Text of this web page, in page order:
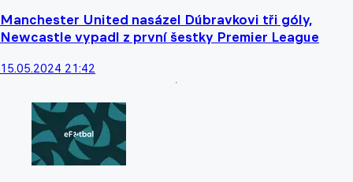
Manchester United nasázel Dúbravkovi tři góly,
Newcastle vypadl z první šestky Premier League
15.05.2024 21:42